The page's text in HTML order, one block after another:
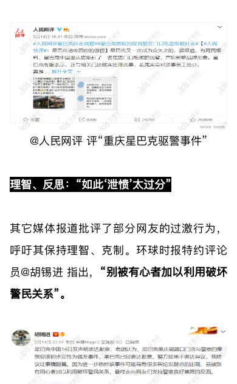
@人民网评 评“重庆星巴克驱警事件”
理智、反思：“如此‘泄愤’太过分”
其它媒体报道批评了部分网友的过激行为，
呼吁其保持理智、克制。环球时报特约评论
员@胡锡进 指出， “别被有心者加以利用破坏
警民关系”。